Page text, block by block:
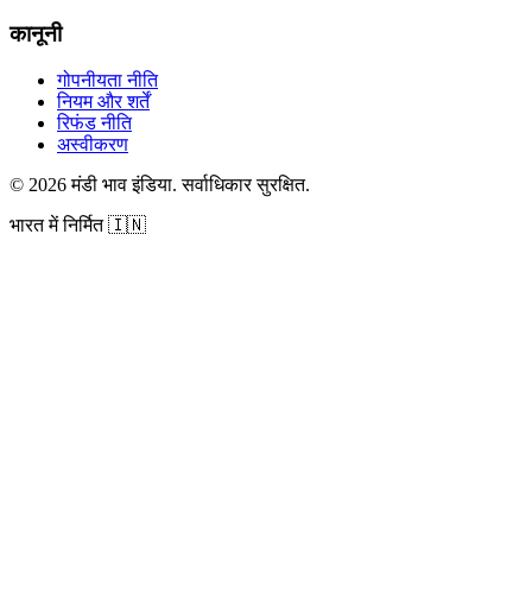
कानूनी
गोपनीयता नीति
नियम और शर्तें
रिफंड नीति
अस्वीकरण
© 2026 मंडी भाव इंडिया.सर्वाधिकार सुरक्षित.
भारत में निर्मित🇮🇳